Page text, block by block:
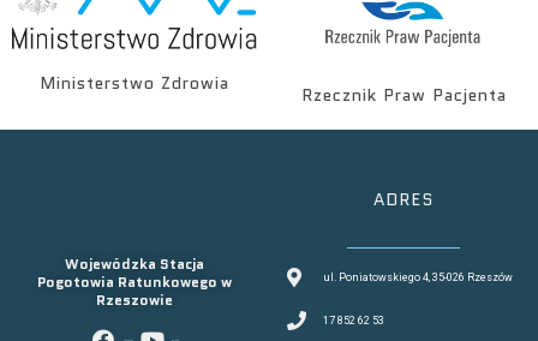
Ministerstwo Zdrowia
Rzecznik Praw Pacjenta
Wojewódzka Stacja
Pogotowia Ratunkowego w
Rzeszowie
ADRES
ul. Poniatowskiego 4, 35-026 Rzeszów
17 852 62 53